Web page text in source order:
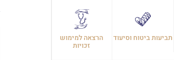
תביעות ביטוח וסיעוד הרצאה למימוש
זכויות